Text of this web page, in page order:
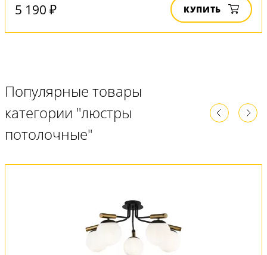
5 190 ₽ КУПИТЬ
Популярные товары
категории "люстры
потолочные"